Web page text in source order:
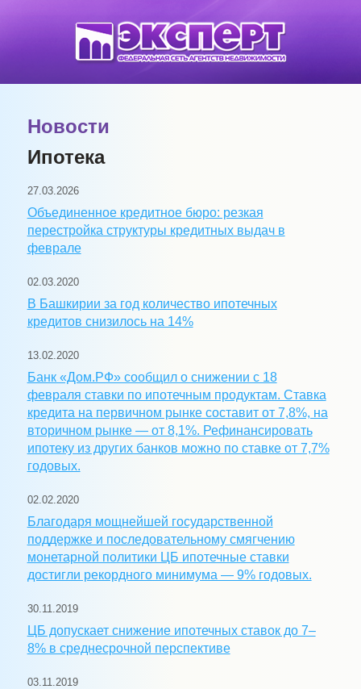
Новости
Ипотека
27.03.2026
Объединенное кредитное бюро: резкая
перестройка структуры кредитных выдач в
феврале
02.03.2020
В Башкирии за год количество ипотечных
кредитов снизилось на 14%
13.02.2020
Банк «Дом.РФ» сообщил о снижении с 18
февраля ставки по ипотечным продуктам. Ставка
кредита на первичном рынке составит от 7,8%, на
вторичном рынке — от 8,1%. Рефинансировать
ипотеку из других банков можно по ставке от 7,7%
годовых.
02.02.2020
Благодаря мощнейшей государственной
поддержке и последовательному смягчению
монетарной политики ЦБ ипотечные ставки
достигли рекордного минимума — 9% годовых.
30.11.2019
ЦБ допускает снижение ипотечных ставок до 7–
8% в среднесрочной перспективе
03.11.2019